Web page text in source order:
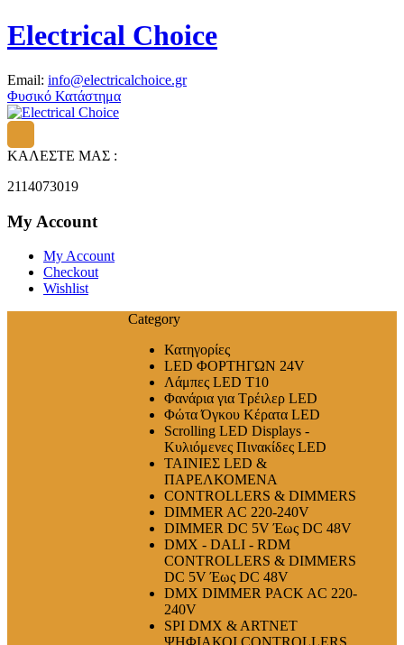
Electrical Choice
Email: info@electricalchoice.gr
Φυσικό Κατάστημα
ΚΑΛΕΣΤΕ ΜΑΣ :
2114073019
My Account
My Account
Checkout
Wishlist
Category
Κατηγορίες
LED ΦΟΡΤΗΓΩΝ 24V
Λάμπες LED T10
Φανάρια για Τρέιλερ LED
Φώτα Όγκου Κέρατα LED
Scrolling LED Displays -
Κυλιόμενες Πινακίδες LED
ΤΑΙΝΙΕΣ LED &
ΠΑΡΕΛΚΟΜΕΝΑ
CONTROLLERS & DIMMERS
DIMMER AC 220-240V
DIMMER DC 5V Έως DC 48V
DMX - DALI - RDM
CONTROLLERS & DIMMERS
DC 5V Έως DC 48V
DMX DIMMER PACK AC 220-
240V
SPI DMX & ARTNET